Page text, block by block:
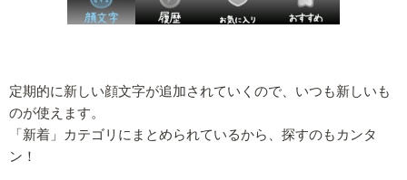
定期的に新しい顔文字が追加されていくので、いつも新しいも
のが使えます。
「新着」カテゴリにまとめられているから、探すのもカンタ
ン！